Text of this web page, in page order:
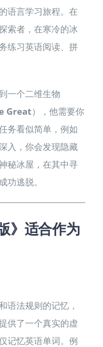
语言学习旅程。在
索者，在寒冷的冰
练习英语阅读、拼
一个二维生物
Great），他需要你
务看似简单，例如
入，你会发现隐藏
秘冰屋，在其中寻
功逃脱。
》适合作为
语法规则的记忆，
供了一个真实的虚
记忆英语单词。例